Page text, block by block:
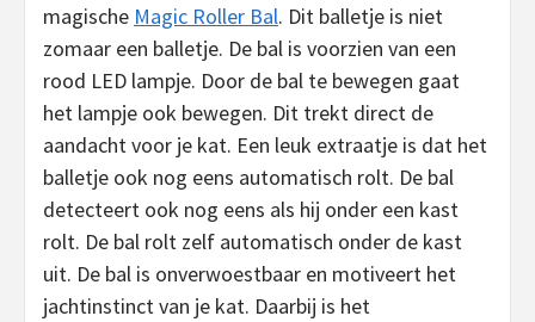
magische Magic Roller Bal. Dit balletje is niet
zomaar een balletje. De bal is voorzien van een
rood LED lampje. Door de bal te bewegen gaat
het lampje ook bewegen. Dit trekt direct de
aandacht voor je kat. Een leuk extraatje is dat het
balletje ook nog eens automatisch rolt. De bal
detecteert ook nog eens als hij onder een kast
rolt. De bal rolt zelf automatisch onder de kast
uit. De bal is onverwoestbaar en motiveert het
jachtinstinct van je kat. Daarbij is het